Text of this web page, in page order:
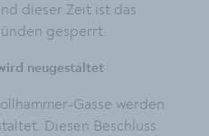
dieser Zeit ist das
gesperrt.
neugestaltet
Gasse werden
Diesen Beschluss